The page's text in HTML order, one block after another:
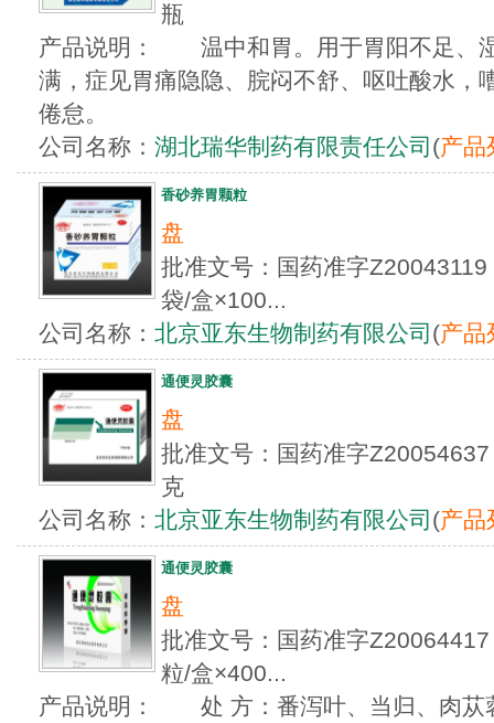
瓶
产品说明： 温中和胃。用于胃阳不足、
满，症见胃痛隐隐、脘闷不舒、呕吐酸水，
倦怠。
公司名称： 湖北瑞华制药有限责任公司 (产品
香砂养胃颗粒
盘
批准文号：国药准字
袋/盒×100...
公司名称： 北京亚东生物制药有限公司 (产品
通便灵胶囊
盘
批准文号：国药准字
克
公司名称： 北京亚东生物制药有限公司 (产品
通便灵胶囊
盘
批准文号：国药准字
粒/盒×400...
产品说明： 处 方：番泻叶、当归、肉